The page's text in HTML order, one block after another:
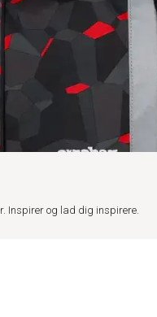
Inspirer og lad dig inspirere.